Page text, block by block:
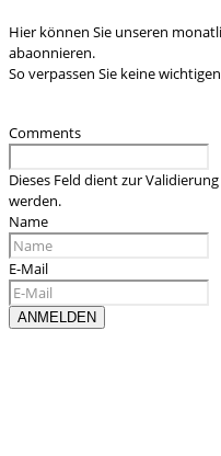
Hier können Sie unseren
abaonnieren.
So verpassen Sie keine
Comments
Dieses Feld dient zur
werden.
Name
E-Mail